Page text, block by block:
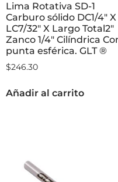
Lima Rotativa SD-1
Carburo sólido DC1/4″ X
LC7/32″ X Largo Total2″
Zanco 1/4″ Cilíndrica
punta esférica. GLT ®
$246.30
Añadir al carrito